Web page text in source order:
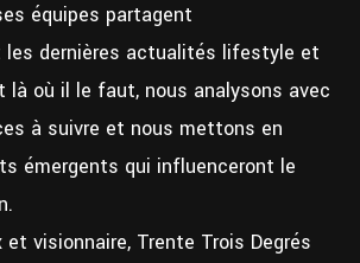
équipes partagent
les dernières actualités lifestyle et
là où il le faut, nous analysons avec
à suivre et nous mettons en
émergents qui influenceront le
et visionnaire, Trente Trois Degrés